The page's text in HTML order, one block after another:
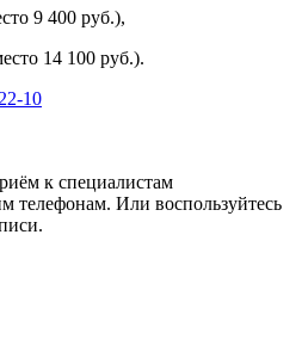
9 400 руб.),
14 100 руб.).
10
к специалистам
телефонам. Или воспользуйтесь